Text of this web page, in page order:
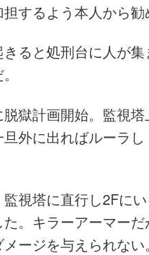
するよう本人から
ると処刑台に人が
獄計画開始。監視
外に出ればルーラ
視塔に直行し2Fに
。キラーアーマー
ージを与えられな